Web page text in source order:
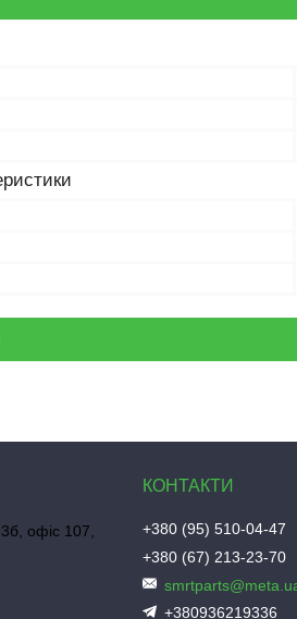
офіс 107,
+380 (95) 510-04-47
+380 (67) 213-23-70
+380936219336